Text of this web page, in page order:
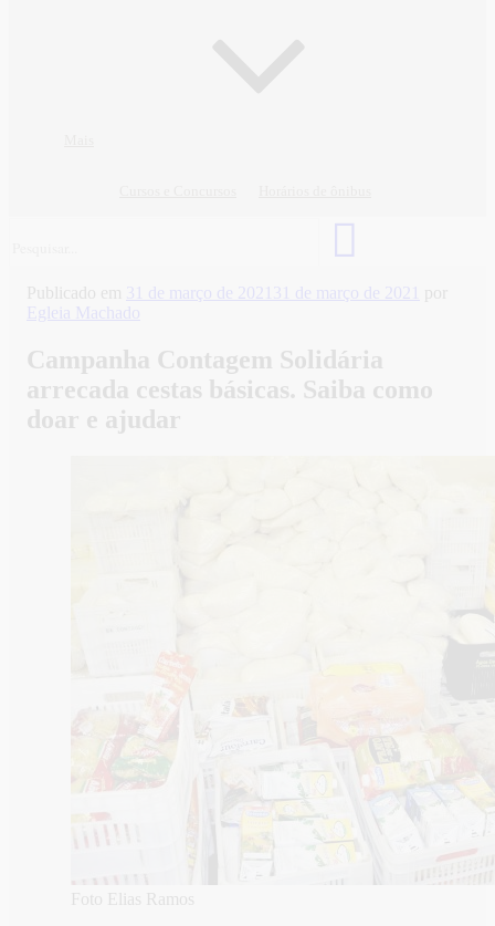
Publicado em 31 de março de 2021 31 de março de 2021
por
Egleia Machado
Campanha Contagem Solidária
arrecada cestas básicas. Saiba como
doar e ajudar
Foto Elias Ramos